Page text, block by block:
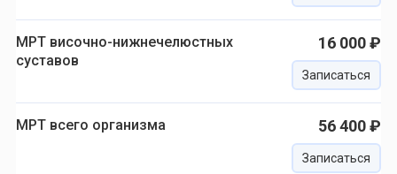
МРТ височно-нижнечелюстных
суставов
16 000 ₽
Записаться
МРТ всего организма 56 400 ₽
Записаться